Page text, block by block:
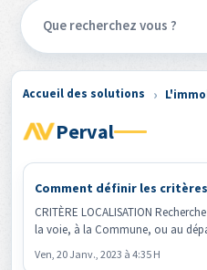
Accueil des solutions
Perval
Comment définir les
CRITÈRE LOCALISATION
la voie, à la Commune, ou au
Ven, 20 Janv., 2023 à 4:35 H